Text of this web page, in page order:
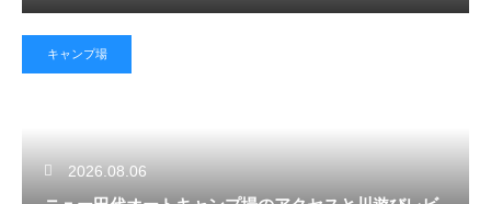
キャンプ場
2026.08.06